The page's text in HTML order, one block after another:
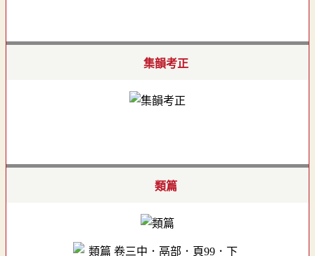
集韻考正
類篇